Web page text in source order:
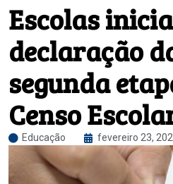
Escolas
declaração
segunda
Censo
Educação fevereiro 23,